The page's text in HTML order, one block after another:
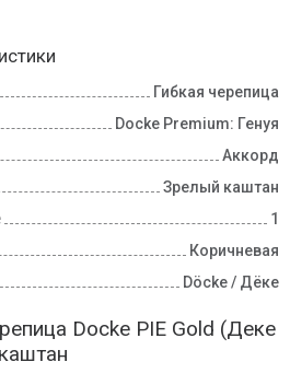
Гибкая черепица
Docke Premium: Генуя
Аккорд
Зрелый каштан
1
Коричневая
Döcke / Дёке
Docke PIE Gold (Деке